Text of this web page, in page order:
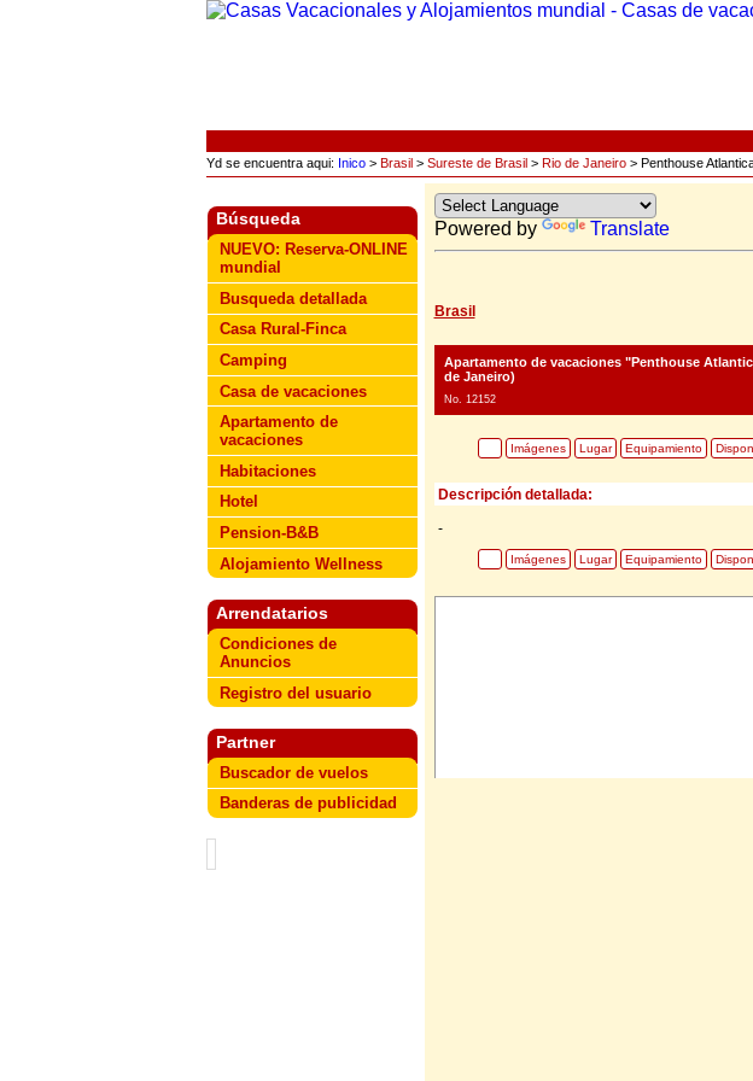
Yd se encuentra aqui: Inico> Brasil> Sureste de Brasil> Rio de Janeiro> Penthouse
Búsqueda
NUEVO: Reserva-ONLINE
mundial
Busqueda detallada
Casa Rural-Finca
Camping
Casa de vacaciones
Apartamento de
vacaciones
Habitaciones
Hotel
Pension-B&B
Alojamiento Wellness
Arrendatarios
Condiciones de
Anuncios
Registro del usuario
Partner
Buscador de vuelos
Banderas de publicidad
Powered by Translate
Brasil
Apartamento de vacaciones "Penthouse
de Janeiro)
No. 12152
Imágenes Lugar Equipamiento
Descripción detallada:
-
Imágenes Lugar Equipamiento